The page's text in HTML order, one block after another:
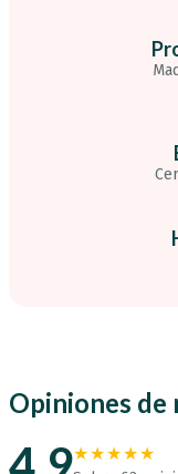
Opiniones
★★★★★